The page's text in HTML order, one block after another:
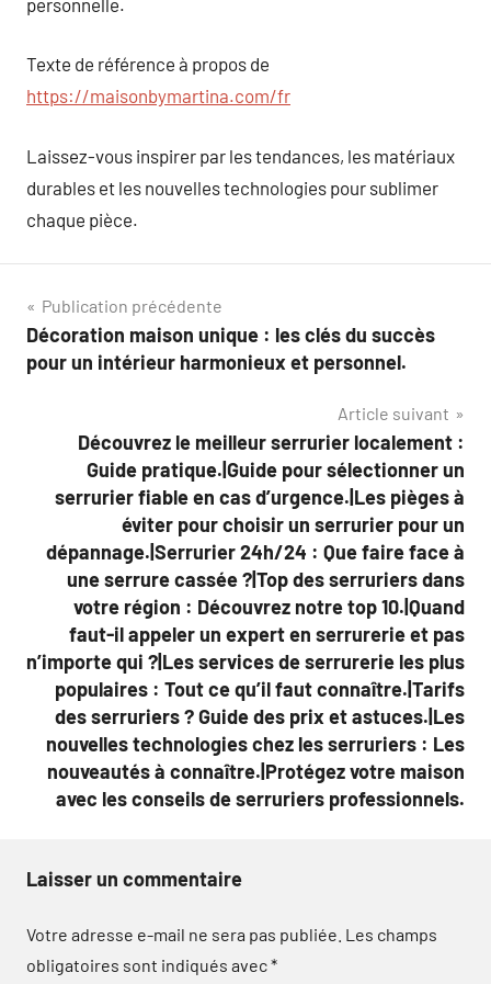
Texte de référence à propos de
https://maisonbymartina.com/fr
Laissez-vous inspirer par les tendances, les matériaux
durables et les nouvelles technologies pour sublimer
chaque pièce.
Navigation
de
Publication précédente
Décoration maison unique : les clés du succès
pour un intérieur harmonieux et personnel.
Article suivant
Découvrez le meilleur serrurier localement :
Guide pratique.|Guide pour sélectionner un
serrurier fiable en cas d’urgence.|Les pièges à
éviter pour choisir un serrurier pour un
dépannage.|Serrurier 24h/24 : Que faire face à
une serrure cassée ?|Top des serruriers dans
votre région : Découvrez notre top 10.|Quand
faut-il appeler un expert en serrurerie et pas
n’importe qui ?|Les services de serrurerie les plus
populaires : Tout ce qu’il faut connaître.|Tarifs
des serruriers ? Guide des prix et astuces.|Les
nouvelles technologies chez les serruriers : Les
nouveautés à connaître.|Protégez votre maison
avec les conseils de serruriers professionnels.
Laisser un commentaire
Votre adresse e-mail ne sera pas publiée. Les champs
obligatoires sont indiqués avec*